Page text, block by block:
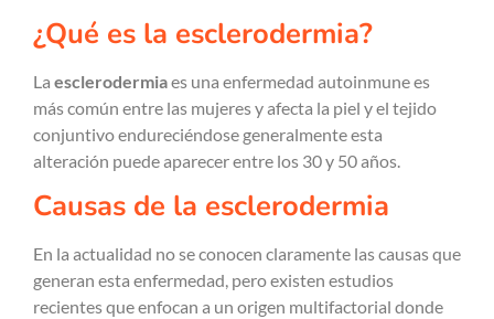
¿Qué es la esclerodermia?
La esclerodermiaes una enfermedad autoinmune es
más común entre las mujeres y afecta la piel y el tejido
conjuntivo endureciéndose generalmente esta
alteración puede aparecer entre los 30 y 50 años.
Causas de la esclerodermia
En la actualidad no se conocen claramente las causas que
generan esta enfermedad, pero existen estudios
recientes que enfocan a un origen multifactorial donde